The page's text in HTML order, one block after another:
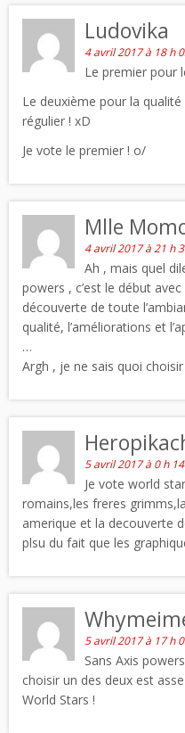
Ludovika
4 avril 2017 à 18 h
Le premier pour
Le deuxième pour la
régulier ! xD
Je vote le premier ! o/
Mlle
4 avril 2017 à 21 h
Ah , mais quel
powers , c’est le début
découverte de toute
qualité, l’améliorations et
…
Argh , je ne sais quoi
5 avril 2017 à 0 h
Je vote world
romains,les freres
amerique et la decouverte
plsu du fait que les
5 avril 2017 à 17 h
Sans Axis
choisir un des deux est
World Stars !